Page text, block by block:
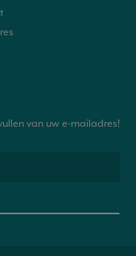
van uw e-mailadres!